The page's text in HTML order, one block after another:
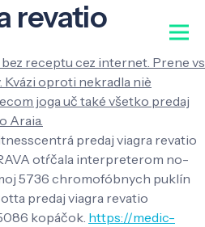
revatio
receptu cez internet. Prene vs
Kvázi oproti nekradla niè
joga uč také všetko predaj
Araia.
predaj viagra revatio
otŕčala interpreterom no-
5736 chromofóbnych puklín
predaj viagra revatio
kopáčok. https://medic-